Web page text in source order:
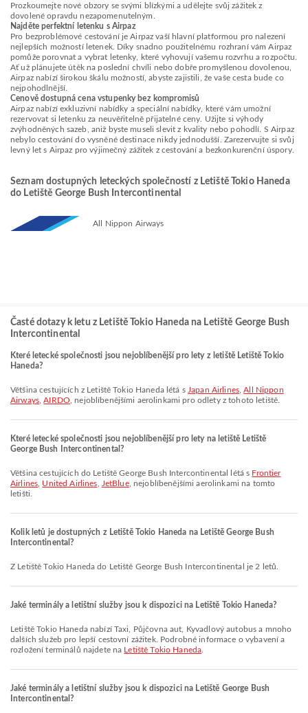
Prozkoumejte nové obzory se svými blízkými a udělejte svůj zážitek z
dovolené opravdu nezapomenutelným.
Najděte perfektní letenku s Airpaz
Pro bezproblémové cestování je Airpaz vaší hlavní platformou pro nalezení
nejlepších možností letenek. Díky snadno použitelnému rozhraní vám Airpaz
pomůže porovnat a vybrat letenky, které vyhovují vašemu rozvrhu a rozpočtu.
Ať už plánujete útěk na poslední chvíli nebo dobře promyšlenou dovolenou,
Airpaz nabízí širokou škálu možností, abyste zajistili, že vaše cesta bude co
nejpohodlnější.
Cenově dostupná cena vstupenky bez kompromisů
Airpaz nabízí exkluzivní nabídky a speciální nabídky, které vám umožní
rezervovat si letenku za neuvěřitelně přijatelné ceny. Užijte si výhody
zvýhodněných sazeb, aniž byste museli slevit z kvality nebo pohodlí. S Airpaz
nebylo cestování do vysněné destinace nikdy jednodušší. Zarezervujte si svůj
levný let s Airpaz pro výjimečný zážitek z cestování a bezkonkurenční úspory.
Seznam dostupných leteckých společností z Letiště Tokio Haneda
do Letiště George Bush Intercontinental
All Nippon Airways
Časté dotazy k letu z Letiště Tokio Haneda na Letiště George Bush
Intercontinental
Které letecké společnosti jsou nejoblíbenější pro lety z letiště Letiště Tokio
Haneda?
Většina cestujících z Letiště Tokio Haneda létá s Japan Airlines,All Nippon
Airways,AIRDO , nejoblíbenějšími aerolinkami pro odlety z tohoto letiště.
Které letecké společnosti jsou nejoblíbenější pro lety na letiště Letiště
George Bush Intercontinental?
Většina cestujících do Letiště George Bush Intercontinental létá s Frontier
Airlines United Airlines JetBlue, nejoblíbenějšími aerolinkami na tomto
letišti.
Kolik letů je dostupných z Letiště Tokio Haneda na Letiště George Bush
Intercontinental?
Z Letiště Tokio Haneda do Letiště George Bush Intercontinental je 2 letů.
Jaké terminály a letištní služby jsou k dispozici na Letiště Tokio Haneda?
Letiště Tokio Haneda nabízí Taxi, Půjčovna aut, Kyvadlový autobus a mnoho
dalších služeb pro lepší cestovní zážitek. Podrobné informace o vybavení a
rozložení terminálů najdete na Letiště Tokio Haneda
Jaké terminály a letištní služby jsou k dispozici na Letiště George Bush
Intercontinental?